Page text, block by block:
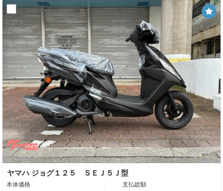
ヤマハ ジョグ１２５ ＳＥＪ５Ｊ型
本体価格 支払総額